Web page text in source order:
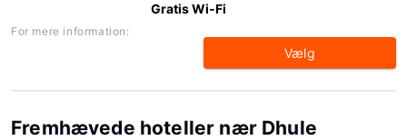
Gratis Wi-Fi
For mere information:
Vælg
Fremhævede hoteller nær Dhule